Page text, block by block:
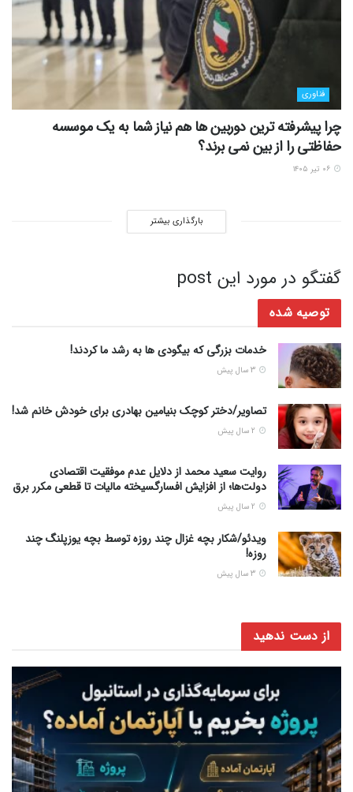
فناوری
چرا پیشرفته ترین دوربین ها هم نیاز شما به یک موسسه
حفاظتی را از بین نمی برند؟
بارگذاری بیشتر
گفتگو در مورد این post
توصیه شده
خدمات بزرگی که بیگودی ها به رشد ما کردند!
تصاویر/دختر کوچک بنیامین بهادری برای خودش خانم شد!
روایت سعید محمد از دلایل عدم موفقیت اقتصادی
دولت‌ها؛ از افزایش افسارگسیخته مالیات تا قطعی مکرر برق
ویدئو/شکار بچه غزال چند روزه توسط بچه یوزپلنگ چند
روزه!
از دست ندهید